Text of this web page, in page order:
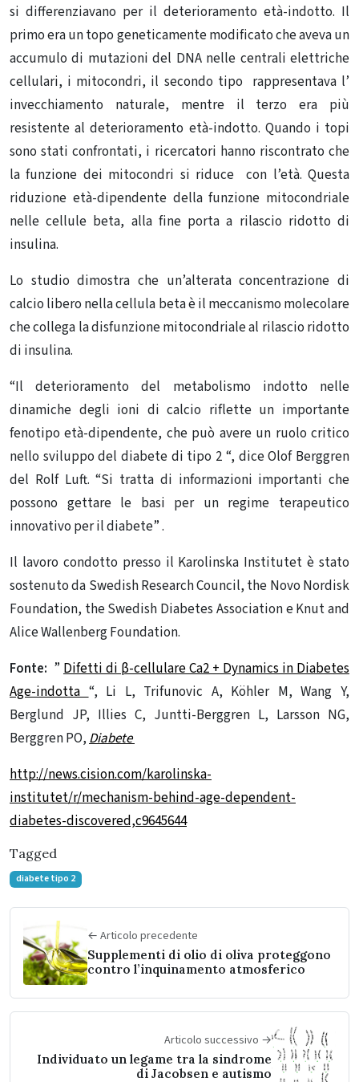
si differenziavano per il deterioramento età-indotto. Il
primo era un topo geneticamente modificato che aveva un
accumulo di mutazioni del DNA nelle centrali elettriche
cellulari, i mitocondri, il secondo tipo rappresentava l’
invecchiamento naturale, mentre il terzo era più
resistente al deterioramento età-indotto. Quando i topi
sono stati confrontati, i ricercatori hanno riscontrato che
la funzione dei mitocondri si riduce con l’età. Questa
riduzione età-dipendente della funzione mitocondriale
nelle cellule beta, alla fine porta a rilascio ridotto di
insulina.
Lo studio dimostra che un’alterata concentrazione di
calcio libero nella cellula beta è il meccanismo molecolare
che collega la disfunzione mitocondriale al rilascio ridotto
di insulina.
“Il deterioramento del metabolismo indotto nelle
dinamiche degli ioni di calcio riflette un importante
fenotipo età-dipendente, che può avere un ruolo critico
nello sviluppo del diabete di tipo 2 “, dice Olof Berggren
del Rolf Luft. “Si tratta di informazioni importanti che
possono gettare le basi per un regime terapeutico
innovativo per il diabete” .
Il lavoro condotto presso il Karolinska Institutet è stato
sostenuto da Swedish Research Council, the Novo Nordisk
Foundation, the Swedish Diabetes Association e Knut and
Alice Wallenberg Foundation.
Fonte: ” Difetti di β-cellulare Ca2 + Dynamics in Diabetes
Age-indotta“, Li L, Trifunovic A, Köhler M, Wang Y,
Berglund JP, Illies C, Juntti-Berggren L, Larsson NG,
Berggren PO,Diabete
http://news.cision.com/karolinska-
institutet/r/mechanism-behind-age-dependent-
diabetes-discovered,c9645644
Tagged
diabete tipo 2
← Articolo precedente
Supplementi di olio di oliva proteggono
contro l’inquinamento atmosferico
Articolo successivo →
Individuato un legame tra la sindrome
di Jacobsen e autismo